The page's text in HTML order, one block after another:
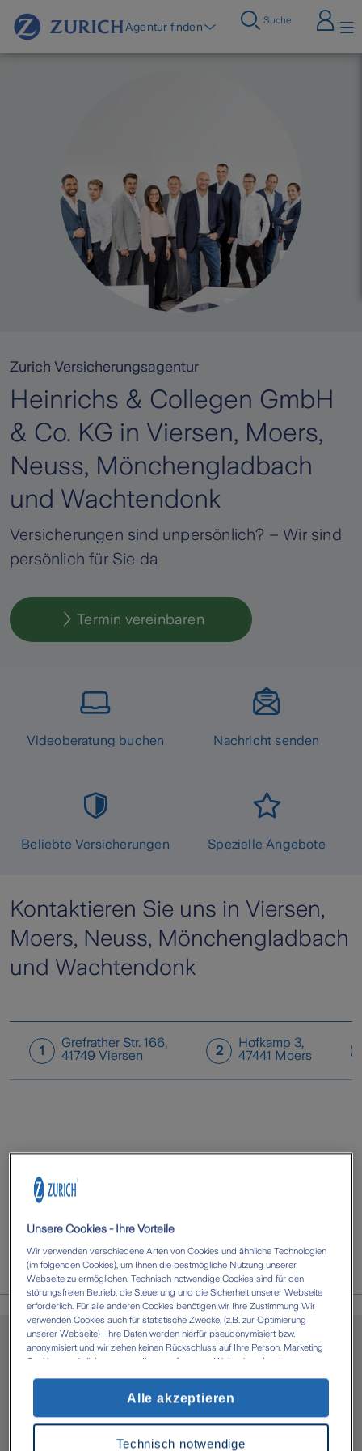
Agentur finden Suche
Zurich Versicherungsagentur
Heinrichs & Collegen GmbH
& Co. KG in Viersen, Moers,
Neuss, Mönchengladbach
und Wachtendonk
Versicherungen sind unpersönlich? – Wir sind
persönlich für Sie da
Termin vereinbaren
Videoberatung buchen Nachricht senden
Beliebte Versicherungen Spezielle Angebote
Kontaktieren Sie uns in Viersen,
Moers, Neuss, Mönchengladbach
und Wachtendonk
1
Grefrather Str. 166,
41749 Viersen 2
Hofkamp 3,
47441 Moers
Über uns
Heinrichs & Collegen GmbH &
Co. KG in Viersen, Moers,
Unsere Cookies - Ihre Vorteile
Wir verwenden verschiedene Arten von Cookies und ähnliche Technologien
(im folgenden Cookies), um Ihnen die bestmögliche Nutzung unserer
Webseite zu ermöglichen. Technisch notwendige Cookies sind für den
störungsfreien Betrieb, die Steuerung und die Sicherheit unserer Webseite
erforderlich. Für alle anderen Cookies benötigen wir Ihre Zustimmung Wir
verwenden Cookies auch für statistische Zwecke, (z.B. zur Optimierung
unserer Webseite)- Ihre Daten werden hierfür pseudonymisiert bzw.
anonymisiert und wir ziehen keinen Rückschluss auf Ihre Person. Marketing
Cookies ermöglichen es uns, Ihnen auf unserer Webseite oder den
akzeptieren' erlauben Sie uns die Datenverarbeitung durch sämtliche dieser
Cookies durch uns oder unsere technologischen Partner, ggf. auch zu eigenen
Google Analytics) kann es zu einer Datenübermittlung in Länder kommen, die
Technisch notwendige
Alle akzeptieren